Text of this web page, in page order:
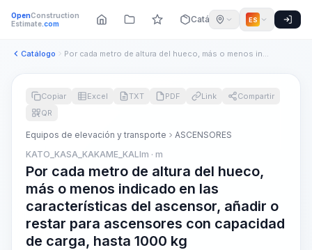
OpenConstruction
Estimate.com Catálogo ES
Catálogo Por cada metro de altura del hueco, más o menos indicado en ...
Copiar Excel TXT PDF Link
Compartir
QR
Equipos de elevación y transporte
ASCENSORES
KATO_KASA_KAKAME_KALIm · m
Por cada metro de altura del hueco,
más o menos indicado en las
características del ascensor, añadir o
restar para ascensores con capacidad
de carga, hasta 1000 kg